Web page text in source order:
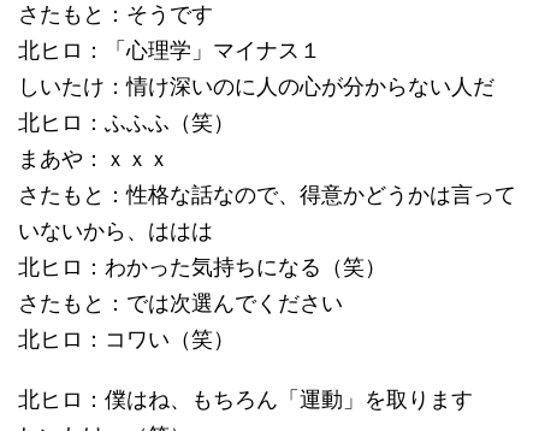
さたもと：そうです
北ヒロ：「心理学」マイナス１
しいたけ：情け深いのに人の心が分からない人だ
北ヒロ：ふふふ（笑）
まあや：ｘｘｘ
さたもと：性格な話なので、得意かどうかは言って
いないから、ははは
北ヒロ：わかった気持ちになる（笑）
さたもと：では次選んでください
北ヒロ：コワい（笑）
北ヒロ：僕はね、もちろん「運動」を取ります